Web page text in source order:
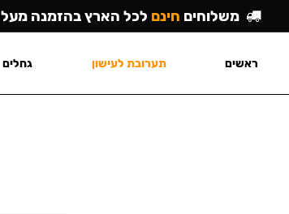
משלוחים חינם לכל הארץ בהזמנה מעל ₪449
ראשים תערובת לעישון גחלים